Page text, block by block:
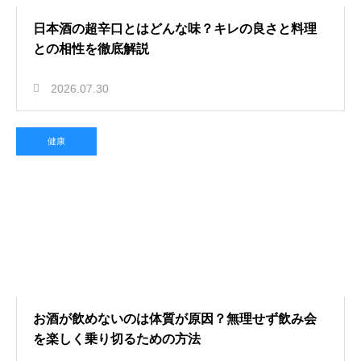
日本酒の超辛口とはどんな味？キレの良さと料理
との相性を徹底解説
2026.07.30
健康
お酒が飲めないのは体質が原因？無理せず飲み会
を楽しく乗り切るための方法